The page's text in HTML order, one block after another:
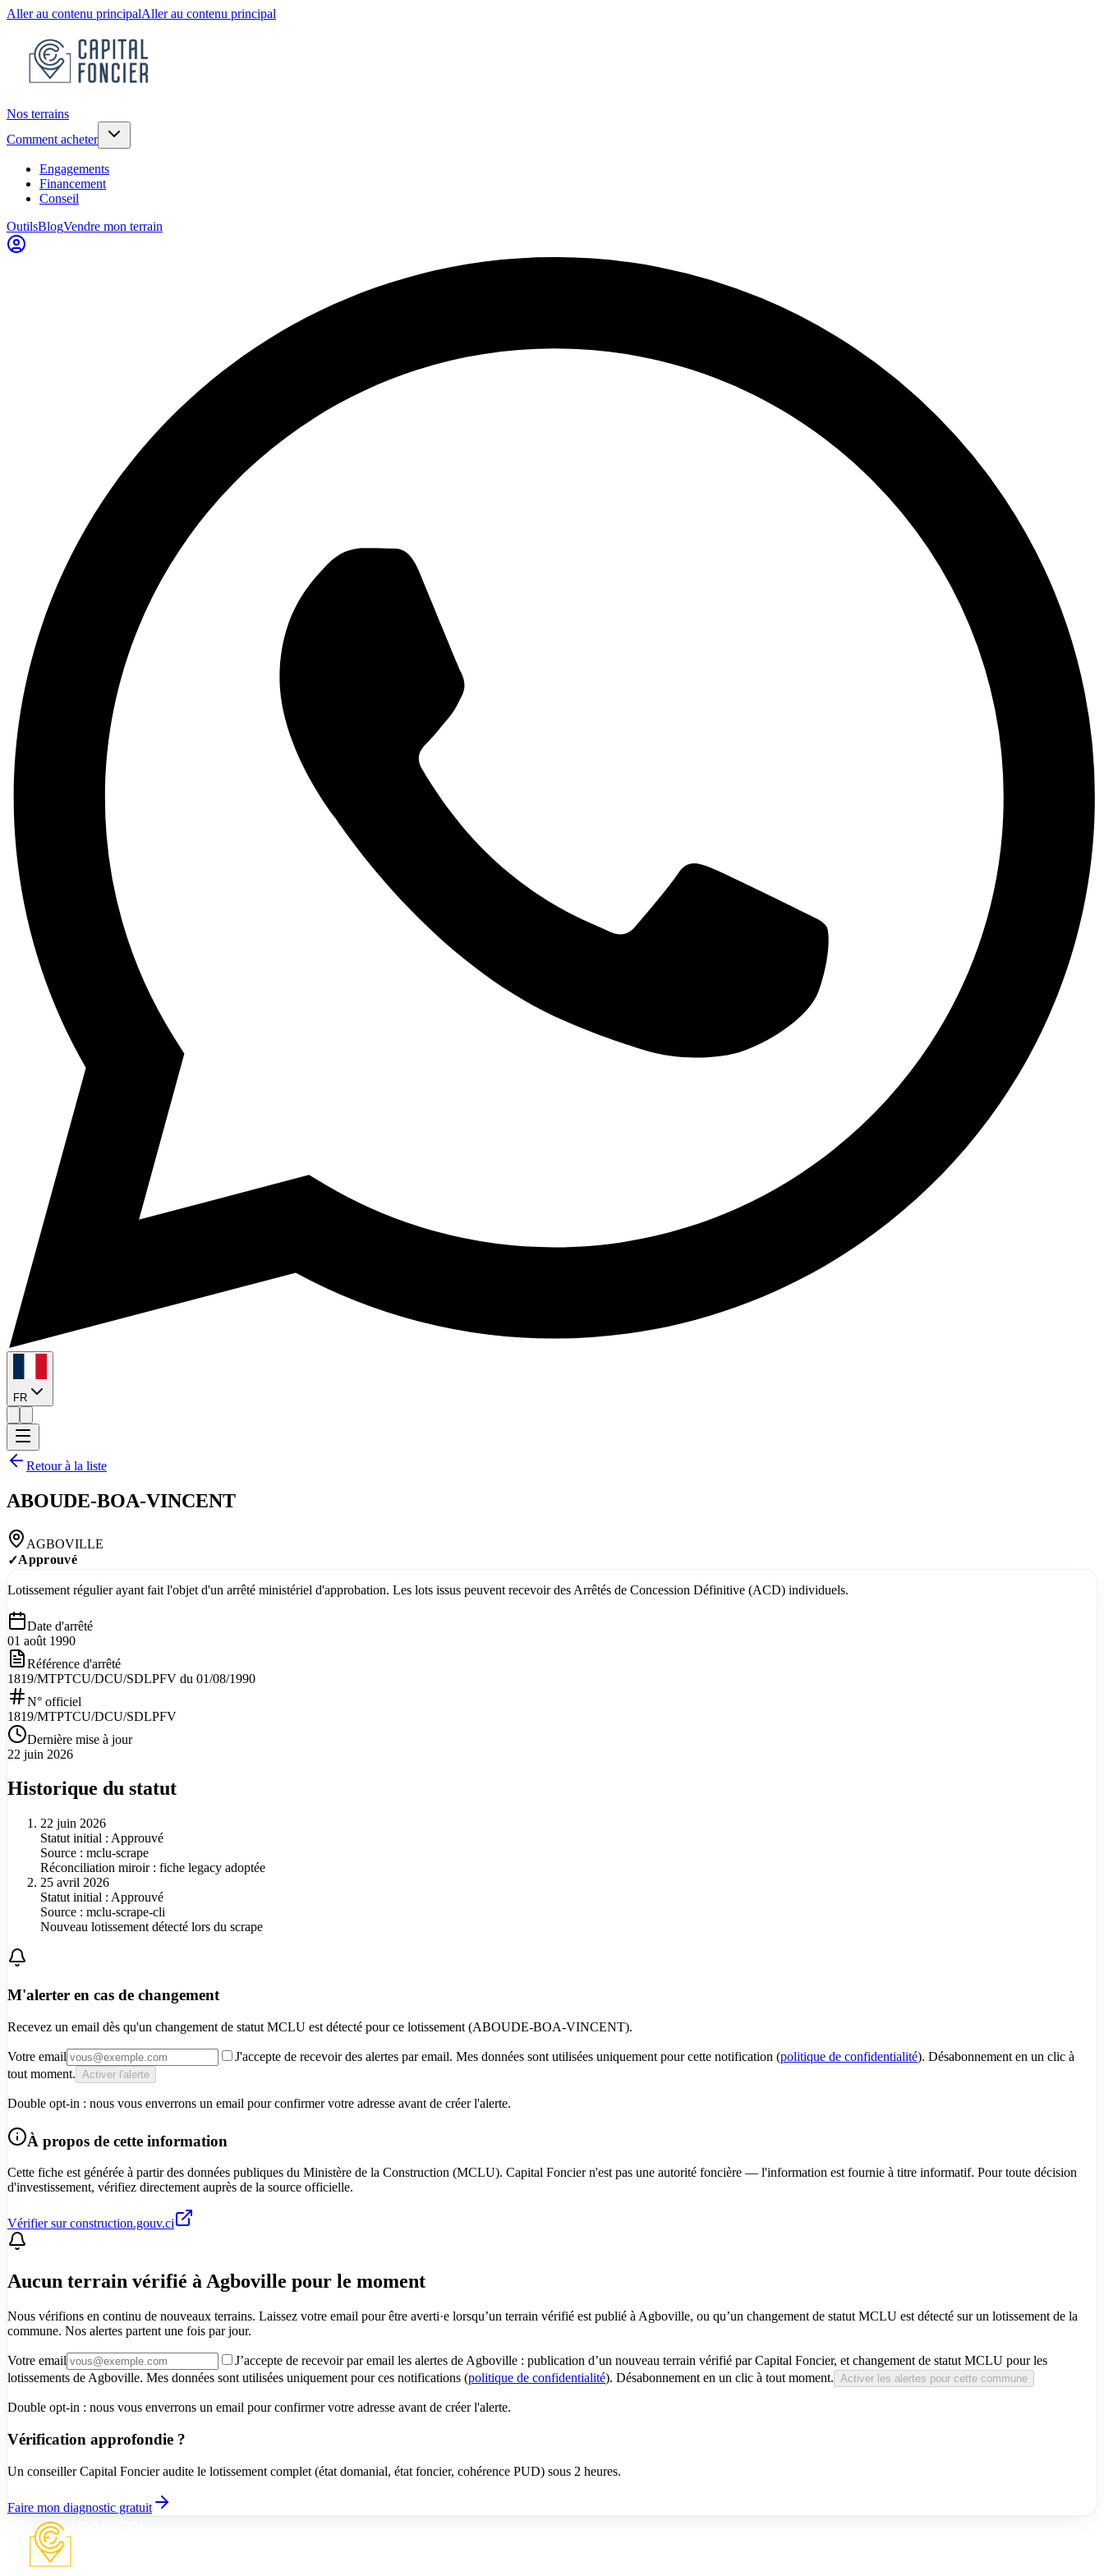
Aller au contenu principalAller au contenu principal
Nos terrains
Comment acheter
Engagements
Financement
Conseil
OutilsBlogVendre mon terrain
FR
Retour à la liste
ABOUDE-BOA-VINCENT
AGBOVILLE
✓Approuvé
Lotissement régulier ayant fait l'objet d'un arrêté ministériel d'approbation. Les lots issus peuvent recevoir des Arrêtés de Concession Définitive (ACD) individuels.
Date d'arrêté
01 août 1990
Référence d'arrêté
1819/MTPTCU/DCU/SDLPFV du 01/08/1990
N° officiel
1819/MTPTCU/DCU/SDLPFV
Dernière mise à jour
22 juin 2026
Historique du statut
22 juin 2026
Statut initial : Approuvé
Source : mclu-scrape
Réconciliation miroir : fiche legacy adoptée
25 avril 2026
Statut initial : Approuvé
Source : mclu-scrape-cli
Nouveau lotissement détecté lors du scrape
M'alerter en cas de changement
Recevez un email dès qu'un changement de statut MCLU est détecté pource lotissement (ABOUDE-BOA-VINCENT).
Votre email J'accepte de recevoir des alertes par email. Mes données sont utilisées uniquement pour cette notification (politique de confidentialité). Désabonnement en un clic à
tout moment. Activer l'alerte
Double opt-in : nous vous enverrons un email pour confirmer votre adresse avant de créer l'alerte.
À propos de cette information
Cette fiche est générée à partir des données publiques du Ministère de la Construction (MCLU). Capital Foncier n'est pas une autorité foncière — l'information est fournie à titre informatif. Pour toute décision
d'investissement, vérifiez directement auprès de la source officielle.
Vérifier sur construction.gouv.ci
Aucun terrain vérifié à Agboville pour le moment
Nous vérifions en continu de nouveaux terrains. Laissez votre email pour être averti·e lorsqu’un terrain vérifié est publié à Agboville, ou qu’un changement de statut MCLU est détecté sur un lotissement de la
commune. Nos alertes partent une fois par jour.
Votre email
J’accepte de recevoir par email les alertes de Agboville : publication d’un nouveau terrain vérifié par Capital Foncier, et changement de statut MCLU pour les
lotissements de Agboville. Mes données sont utilisées uniquement pour ces notifications (politique de confidentialité). Désabonnement en un clic à tout moment. Activer les alertes pour cette commune
Double opt-in : nous vous enverrons un email pour confirmer votre adresse avant de créer l'alerte.
Vérification approfondie ?
Un conseiller Capital Foncier audite le lotissement complet (état domanial, état foncier, cohérence PUD) sous 2 heures.
Faire mon diagnostic gratuit